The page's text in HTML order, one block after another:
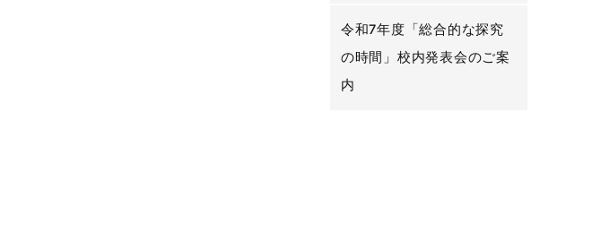
令和7年度「総合的な探究
の時間」校内発表会のご案
内